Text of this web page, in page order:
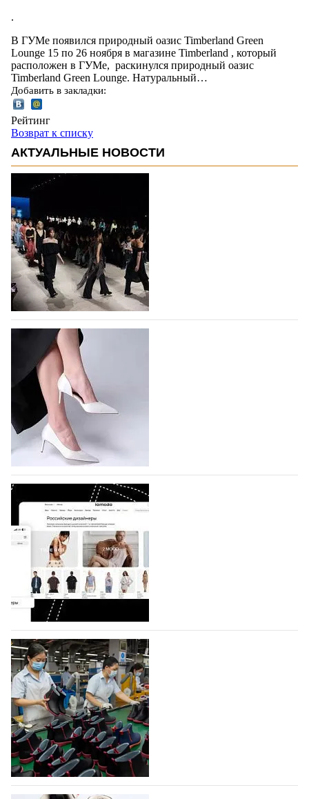
.
В ГУМе появился природный оазис Timberland Green
Lounge 15 по 26 ноября в магазине Timberland , который
расположен в ГУМе, раскинулся природный оазис
Timberland Green Lounge. Натуральный…
Добавить в закладки:
Рейтинг
Возврат к списку
АКТУАЛЬНЫЕ НОВОСТИ
На участие в Московской неделе моды
подано 1047 заявок
На участие в седьмой Московской неделе моды,
которая пройдет в российской столице с 26 сентября
по 1 октября, уже подано 1047 заявок. Примерно
половину из них (494) прислали дизайнеры,
коллекции которых не были представлены в…
07.08.2026 524
BALLINA представит свои новинки на Euro
Shoes
Компания BALLINA Guangzhou Lihuang Footwear
Co., Ltd., основанная в 2011 году и расположенная в
Гуанчжоу, столице моды Китая, является
профессиональной обувной компанией,
объединяющей разработку, производство и…
07.08.2026 385
На платформе Lamoda - новый раздел и
условия продвижения локальных
дизайнерских марок
Российский маркетплейс Lamoda решил обновить
раздел для продажи продукции локальных
дизайнерских марок одежды, обуви и аксессуаров.
Бренды также получат маркетинговую…
06.08.2026 546